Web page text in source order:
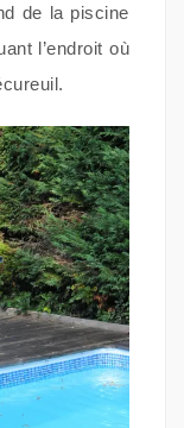
de la piscine
l’endroit où